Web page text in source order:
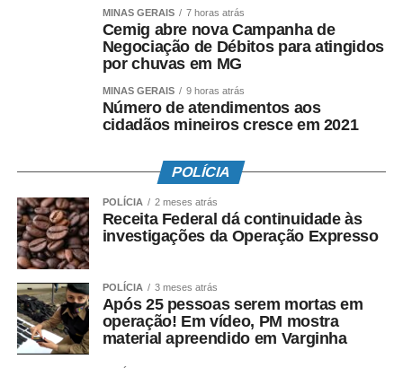
MINAS GERAIS 7 horas atrás
Cemig abre nova Campanha de
Negociação de Débitos para atingidos
por chuvas em MG
MINAS GERAIS 9 horas atrás
Número de atendimentos aos
cidadãos mineiros cresce em 2021
POLÍCIA
POLÍCIA 2 meses atrás
Receita Federal dá continuidade às
investigações da Operação Expresso
POLÍCIA 3 meses atrás
Após 25 pessoas serem mortas em
operação! Em vídeo, PM mostra
material apreendido em Varginha